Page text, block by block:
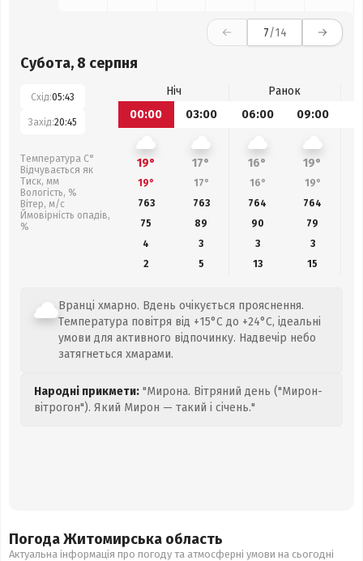
7/14
Субота, 8 серпня
Схід:05:43
Захід:20:45
Температура С°
Відчувається як
Тиск, мм
Вологість, %
Вітер, м/с
Ймовірність опадів,
%
Ніч
Ранок
00:00
03:00 06:00 09:00
19° 17° 16° 19°
19° 17° 16° 19°
763
763 764 764
75
89 90 79
4
3 3
3
2
5 13 15
Вранці хмарно. Вдень очікується прояснення.
Температура повітря від +15°C до +24°C, ідеальні
умови для активного відпочинку. Надвечір небо
затягнеться хмарами.
Народні прикмети: "Мирона. Вітряний день ("Мирон-
вітрогон"). Який Мирон — такий і січень."
Погода Житомирська область
Актуальна інформація про погоду та атмосферні умови на сьогодні